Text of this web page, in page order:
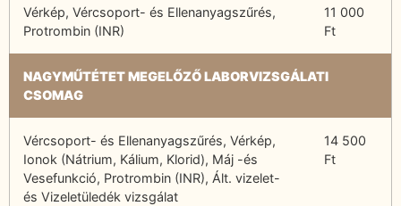
Vérkép, Vércsoport- és Ellenanyagszűrés,
Protrombin (INR)
11 000
Ft
NAGYMŰTÉTET MEGELŐZŐ LABORVIZSGÁLATI
CSOMAG
Vércsoport- és Ellenanyagszűrés, Vérkép,
Ionok (Nátrium, Kálium, Klorid), Máj -és
Vesefunkció, Protrombin (INR), Ált. vizelet-
és Vizeletüledék vizsgálat
14 500
Ft